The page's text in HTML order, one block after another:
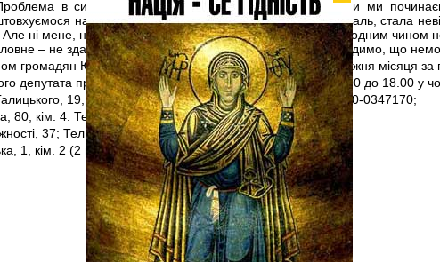
в системі, заручниками якої є всі українці. Коли ми
на величезну бюрократичну машину, яка, на жаль, стала
ні мене, ні юристів з моєї громадської приймальні це жодним чином
– не здаватися. Кожною вирішеною справою ми доводимо, що
громадян Юрій Вознюк проводить кожного четвертого тижня місяця за
депутата працюють щодня з понеділка по п’ятницю з 9.00 до 18.00 у
19, оф. 403 (4 поверх). Тел.: (0362) 40-51-54, 050-0347170;
80, кім. 4. Тел.: (03651) 2-04-30;
37; Тел.: (068)024-91-30; 0(3650)2-19-40;
1, кім. 2 (2 поверх). Тел.: (03654) 2-00-89.